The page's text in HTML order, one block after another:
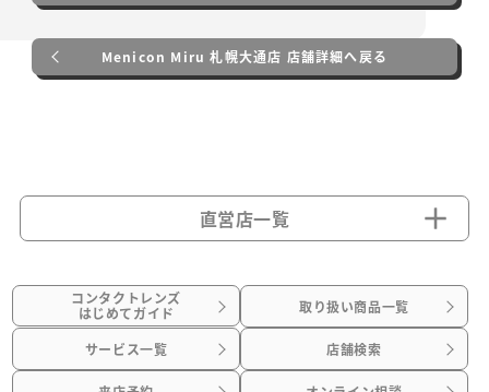
Menicon Miru 札幌大通店 店舗詳細へ戻る
直営店一覧
コンタクトレンズ
はじめてガイド 取り扱い商品一覧
サービス一覧 店舗検索